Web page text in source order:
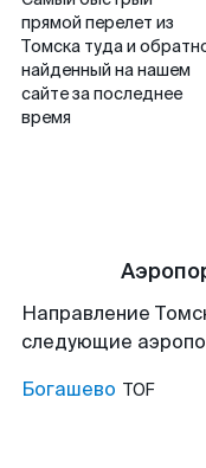
прямой перелет из
Томска туда и
найденный на нашем
сайте за последнее
время
Направление
следующие
Богашево TOF